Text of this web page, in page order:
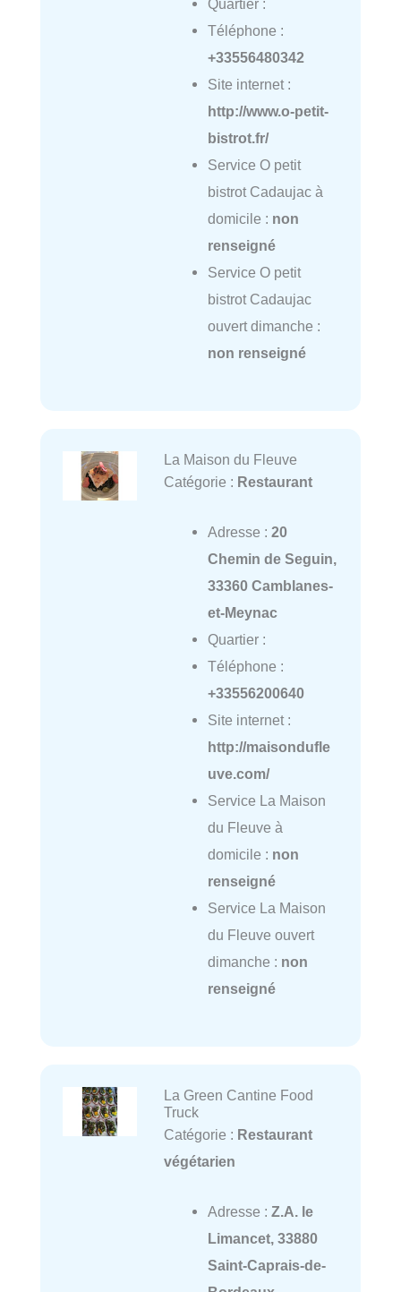
Quartier :
Téléphone :
+33556480342
Site internet :
http://www.o-petit-
bistrot.fr/
Service O petit
bistrot Cadaujac à
domicile : non
renseigné
Service O petit
bistrot Cadaujac
ouvert dimanche :
non renseigné
La Maison du Fleuve
Catégorie : Restaurant
Adresse : 20
Chemin de Seguin,
33360 Camblanes-
et-Meynac
Quartier :
Téléphone :
+33556200640
Site internet :
http://maisondufle
uve.com/
Service La Maison
du Fleuve à
domicile : non
renseigné
Service La Maison
du Fleuve ouvert
dimanche : non
renseigné
La Green Cantine Food
Truck
Catégorie : Restaurant
végétarien
Adresse : Z.A. le
Limancet, 33880
Saint-Caprais-de-